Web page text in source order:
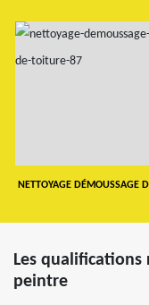
NETTOYAGE DÉMOUSSAGE
Les
peintre